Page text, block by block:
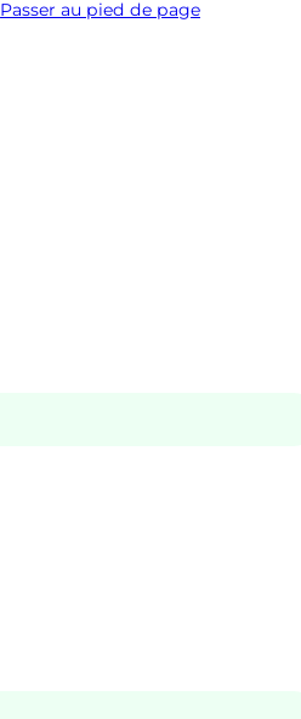
Passer au pied de page